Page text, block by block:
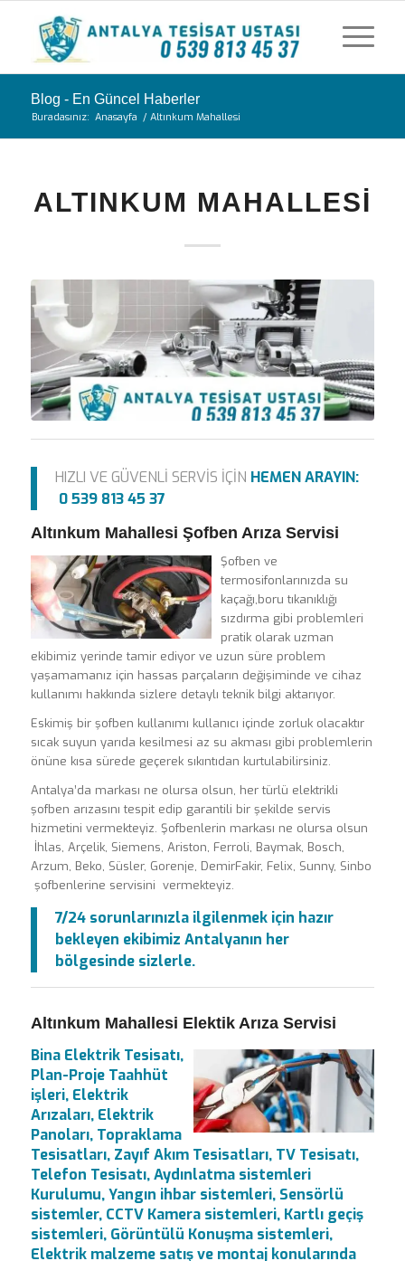
Blog - En Güncel Haberler
Buradasınız: Anasayfa / Altınkum Mahallesi
ALTINKUM MAHALLESI
HIZLI VE GÜVENLİ SERVİS İÇİN HEMEN ARAYIN:
0 539 813 45 37
Altınkum Mahallesi Şofben Arıza Servisi
Şofben ve
termosifonlarınızda su
kaçağı,boru tıkanıklığı
sızdırma gibi problemleri
pratik olarak uzman
ekibimiz yerinde tamir ediyor ve uzun süre problem
yaşamamanız için hassas parçaların değişiminde ve cihaz
kullanımı hakkında sizlere detaylı teknik bilgi aktarıyor.
Eskimiş bir şofben kullanımı kullanıcı içinde zorluk olacaktır
sıcak suyun yarıda kesilmesi az su akması gibi problemlerin
önüne kısa sürede geçerek sıkıntıdan kurtulabilirsiniz.
Antalya’da markası ne olursa olsun, her türlü elektrikli
şofben arızasını tespit edip garantili bir şekilde servis
hizmetini vermekteyiz. Şofbenlerin markası ne olursa olsun
İhlas, Arçelik, Siemens, Ariston, Ferroli, Baymak, Bosch,
Arzum, Beko, Süsler, Gorenje, DemirFakir, Felix, Sunny, Sinbo
şofbenlerine servisini vermekteyiz.
7/24 sorunlarınızla ilgilenmek için hazır
bekleyen ekibimiz Antalyanın her
bölgesinde sizlerle.
Altınkum Mahallesi Elektik Arıza Servisi
Bina Elektrik Tesisatı,
Plan-Proje Taahhüt
işleri, Elektrik
Arızaları, Elektrik
Panoları, Topraklama
Tesisatları, Zayıf Akım Tesisatları, TV Tesisatı,
Telefon Tesisatı, Aydınlatma sistemleri
Kurulumu, Yangın ihbar sistemleri, Sensörlü
sistemler, CCTV Kamera sistemleri, Kartlı geçiş
sistemleri, Görüntülü Konuşma sistemleri,
Elektrik malzeme satış ve montaj konularında